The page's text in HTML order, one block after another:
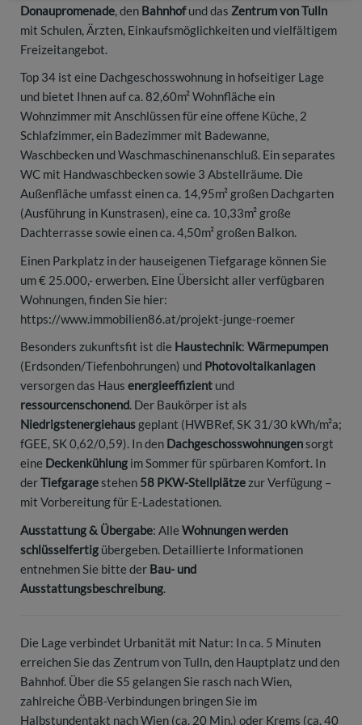
Donaupromenade, den Bahnhofund das Zentrum von Tulln
mit Schulen, Ärzten, Einkaufsmöglichkeiten und vielfältigem
Freizeitangebot.
Top 34 ist eine Dachgeschosswohnung in hofseitiger Lage
und bietet Ihnen auf ca. 82,60m² Wohnfläche ein
Wohnzimmer mit Anschlüssen für eine offene Küche, 2
Schlafzimmer, ein Badezimmer mit Badewanne,
Waschbecken und Waschmaschinenanschluß. Ein separates
WC mit Handwaschbecken sowie 3 Abstellräume. Die
Außenfläche umfasst einen ca. 14,95m² großen Dachgarten
(Ausführung in Kunstrasen), eine ca. 10,33m² große
Dachterrasse sowie einen ca. 4,50m² großen Balkon.
Einen Parkplatz in der hauseigenen Tiefgarage können Sie
um € 25.000,- erwerben. Eine Übersicht aller verfügbaren
Wohnungen, finden Sie hier:
https://www.immobilien86.at/projekt-junge-roemer
Besonders zukunftsfit ist die Haustechnik: Wärmepumpen
(Erdsonden/Tiefenbohrungen) und Photovoltaikanlagen
versorgen das Haus energieeffizient und
ressourcenschonend. Der Baukörper ist als
Niedrigstenergiehaus geplant (HWBRef, SK 31/30 kWh/m²a;
fGEE, SK 0,62/0,59). In den Dachgeschosswohnungensorgt
eine Deckenkühlung im Sommer für spürbaren Komfort. In
derTiefgaragestehen 58 PKW-Stellplätzezur Verfügung –
mit Vorbereitung für E-Ladestationen.
Ausstattung & Übergabe: Alle Wohnungen werden
schlüsselfertig übergeben. Detaillierte Informationen
entnehmen Sie bitte der Bau- und
Ausstattungsbeschreibung.
Die Lage verbindet Urbanität mit Natur: In ca. 5 Minuten
erreichen Sie das Zentrum von Tulln, den Hauptplatz und den
Bahnhof. Über die S5 gelangen Sie rasch nach Wien,
zahlreiche ÖBB-Verbindungen bringen Sie im
Halbstundentakt nach Wien (ca. 20 Min.) oder Krems (ca. 40